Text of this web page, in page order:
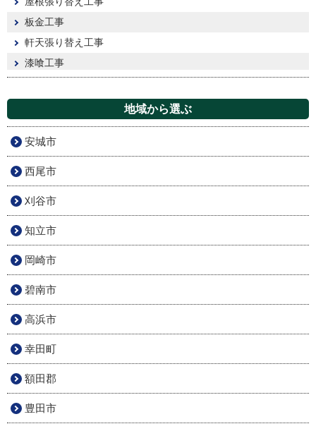
板金工事
軒天張り替え工事
漆喰工事
地域から選ぶ
安城市
西尾市
刈谷市
知立市
岡崎市
碧南市
高浜市
幸田町
額田郡
豊田市